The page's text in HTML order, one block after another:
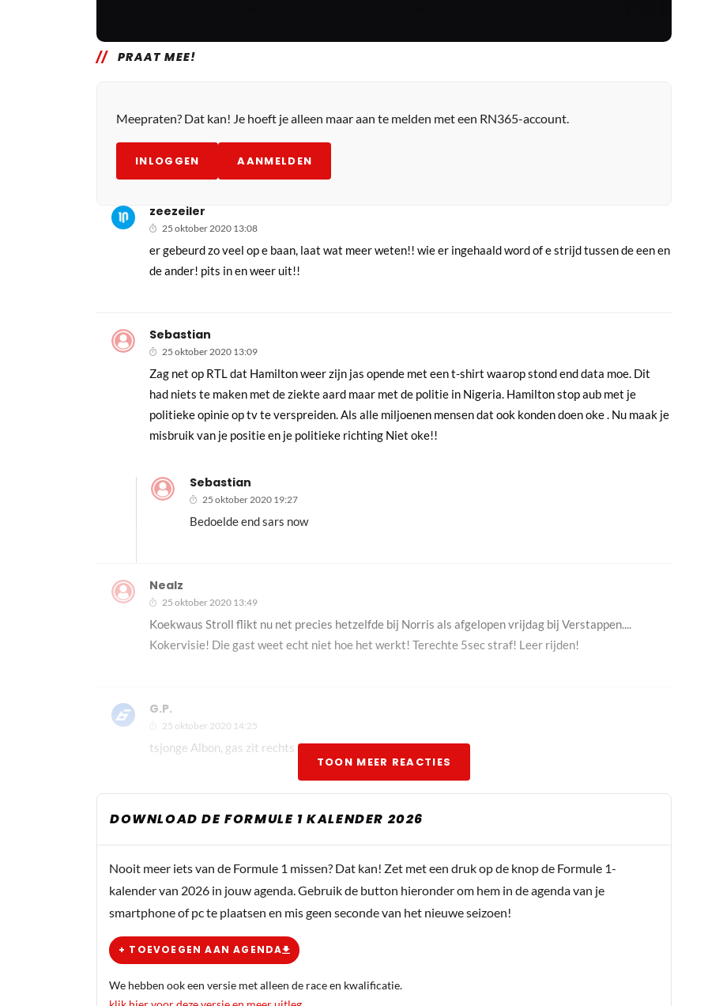
PRAAT MEE!
Meepraten? Dat kan! Je hoeft je alleen maar aan te melden met een RN365-account.
INLOGGEN AANMELDEN
zeezeiler
25 oktober 2020 13:08
er gebeurd zo veel op e baan, laat wat meer weten!! wie er ingehaald word of e strijd tussen de een en
de ander! pits in en weer uit!!
Sebastian
25 oktober 2020 13:09
Zag net op RTL dat Hamilton weer zijn jas opende met een t-shirt waarop stond end data moe. Dit
had niets te maken met de ziekte aard maar met de politie in Nigeria. Hamilton stop aub met je
politieke opinie op tv te verspreiden. Als alle miljoenen mensen dat ook konden doen oke . Nu maak je
misbruik van je positie en je politieke richting Niet oke!!
Sebastian
25 oktober 2020 19:27
Bedoelde end sars now
Nealz
25 oktober 2020 13:49
Koekwaus Stroll flikt nu net precies hetzelfde bij Norris als afgelopen vrijdag bij Verstappen....
Kokervisie! Die gast weet echt niet hoe het werkt! Terechte 5sec straf! Leer rijden!
G.P.
25 oktober 2020 14:25
tsjonge Albon, gas zit rechts hoor
DionM
25 oktober 2020 14:43
Afgang, hij moet naar Gasly en Leclerc kijken. Die doen het wel.
Artis
25 oktober 2020 14:45
TOON MEER REACTIES
DOWNLOAD DE FORMULE 1 KALENDER 2026
Nooit meer iets van de Formule 1 missen? Dat kan! Zet met een druk op de knop de Formule 1-
kalender van 2026 in jouw agenda. Gebruik de button hieronder om hem in de agenda van je
smartphone of pc te plaatsen en mis geen seconde van het nieuwe seizoen!
+ TOEVOEGEN AAN AGENDA
We hebben ook een versie met alleen de race en kwalificatie.